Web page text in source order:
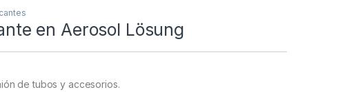
en Aerosol Lösung
de tubos y accesorios.